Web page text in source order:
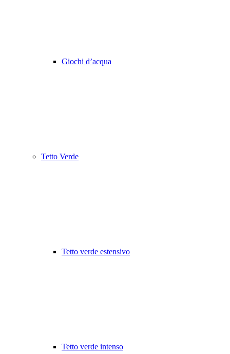
Giochi d’acqua
Tetto Verde
Tetto verde estensivo
Tetto verde intenso